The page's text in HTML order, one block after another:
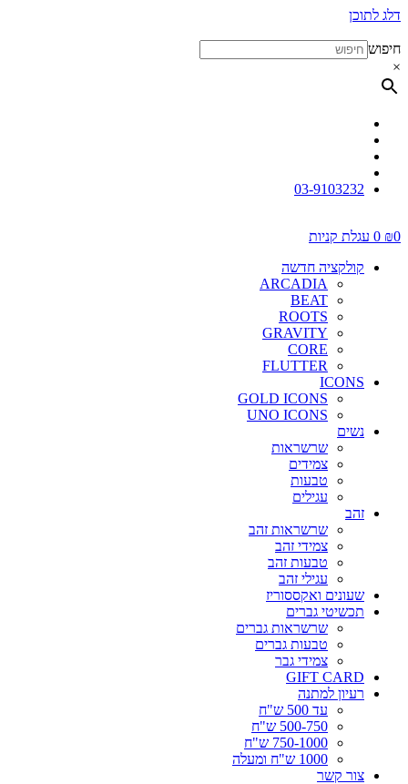
דלג לתוכן
חיפוש
×
03-9103232
₪0
0 עגלת קניות
קולקציה חדשה
ARCADIA
BEAT
ROOTS
GRAVITY
CORE
FLUTTER
ICONS
GOLD ICONS
UNO ICONS
נשים
שרשראות
צמידים
טבעות
עגילים
זהב
שרשראות זהב
צמידי זהב
טבעות זהב
עגילי זהב
שעונים ואקססוריז
תכשיטי גברים
שרשראות גברים
טבעות גברים
צמידי גבר
GIFT CARD
רעיון למתנה
עד 500 ש"ח
500-750 ש"ח
750-1000 ש"ח
1000 ש"ח ומעלה
צור קשר